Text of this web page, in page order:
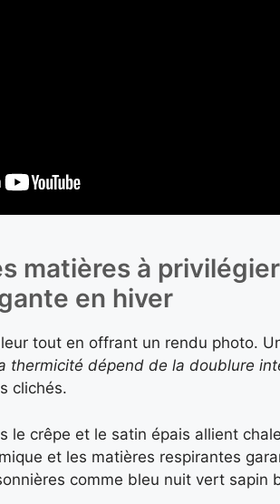
matières à
en hiver
tout en offrant un rendu photo.
thermicité dépend de la doublure
clichés.
le crêpe et le satin épais allient
et les matières respirantes
comme bleu nuit vert sapin